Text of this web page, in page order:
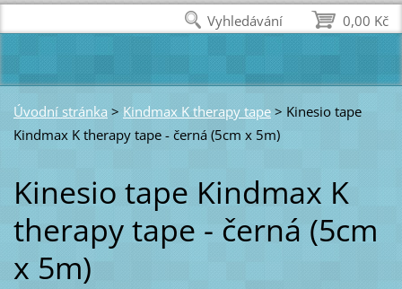
Úvodní stránka > Kindmax K therapy tape > Kinesio tape
Kindmax K therapy tape - černá (5cm x 5m)
Kinesio tape Kindmax K
therapy tape - černá (5cm
x 5m)
0,00 Kč
Vyhledávání